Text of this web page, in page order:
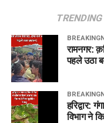
TRENDING
रामनगर:
पहले उठा
हरिद्वार:
विभाग ने